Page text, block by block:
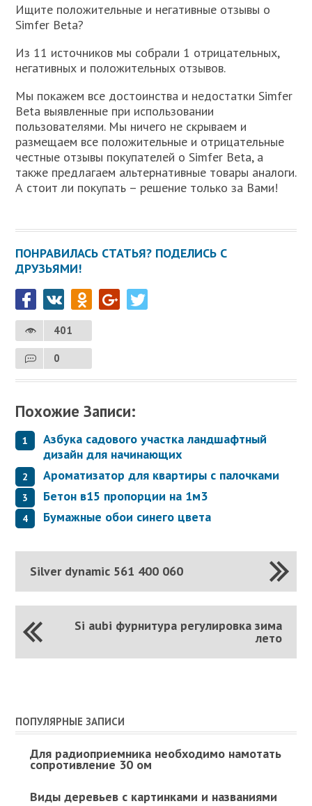
Ищите положительные и негативные отзывы о
Simfer Beta?
Из 11 источников мы собрали 1 отрицательных,
негативных и положительных отзывов.
Мы покажем все достоинства и недостатки Simfer
Beta выявленные при использовании
пользователями. Мы ничего не скрываем и
размещаем все положительные и отрицательные
честные отзывы покупателей о Simfer Beta, а
также предлагаем альтернативные товары аналоги.
А стоит ли покупать – решение только за Вами!
ПОНРАВИЛАСЬ СТАТЬЯ? ПОДЕЛИСЬ С
ДРУЗЬЯМИ!
401
0
Похожие Записи:
Азбука садового участка ландшафтный
дизайн для начинающих
Ароматизатор для квартиры с палочками
Бетон в15 пропорции на 1м3
Бумажные обои синего цвета
Silver dynamic 561 400 060
Si aubi фурнитура регулировка зима
лето
ПОПУЛЯРНЫЕ ЗАПИСИ
Для радиоприемника необходимо намотать
сопротивление 30 ом
Виды деревьев с картинками и названиями